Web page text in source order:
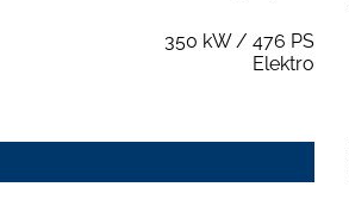
350 kW / 476 PS
Elektro